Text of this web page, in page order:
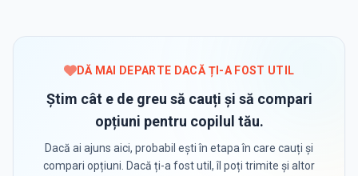
DĂ MAI DEPARTE DACĂ ȚI-A FOST UTIL
Știm cât e de greu să cauți și să compari
opțiuni pentru copilul tău.
Dacă ai ajuns aici, probabil ești în etapa în care cauți și
compari opțiuni. Dacă ți-a fost util, îl poți trimite și altor